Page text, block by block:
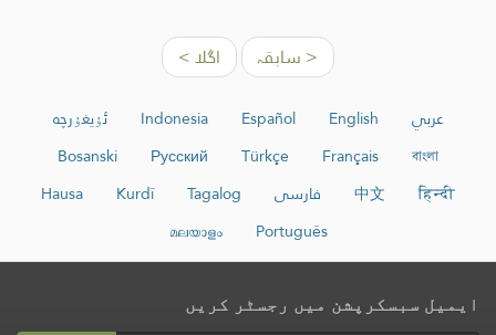
< سابقہ اگلا >
عربي English
Español
Indonesia
ئۇيغۇرچە
বাংলা
Français
Türkçe
Русский
Bosanski
हिन्दी
中文 فارسی Tagalog
Kurdî
Hausa
Português
മലയാളം
ایمیل سبسکرپشن میں رجسٹر کریں